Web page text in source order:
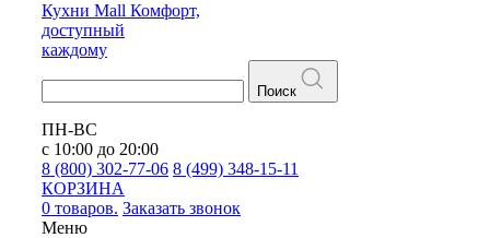
Кухни Mall Комфорт,
доступный
каждому
Поиск
ПН-ВС
с 10:00 до 20:00
8 (800) 302-77-06 8 (499) 348-15-11
КОРЗИНА
0 товаров. Заказать звонок
Меню